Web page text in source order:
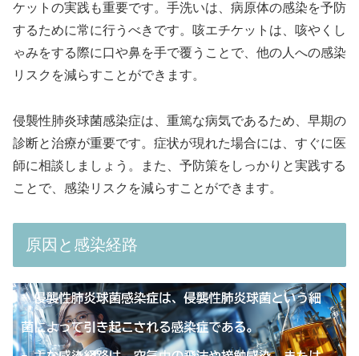
ケットの実践も重要です。手洗いは、病原体の感染を予防
するために常に行うべきです。咳エチケットは、咳やくし
ゃみをする際に口や鼻を手で覆うことで、他の人への感染
リスクを減らすことができます。
侵襲性肺炎球菌感染症は、重篤な病気であるため、早期の
診断と治療が重要です。症状が現れた場合には、すぐに医
師に相談しましょう。また、予防策をしっかりと実践する
ことで、感染リスクを減らすことができます。
原因と感染経路